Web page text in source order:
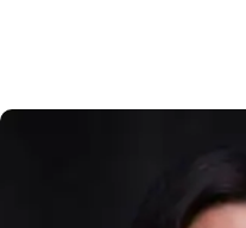
na všechny změny
tržeb 2.0 Abychom
v nadcházejících